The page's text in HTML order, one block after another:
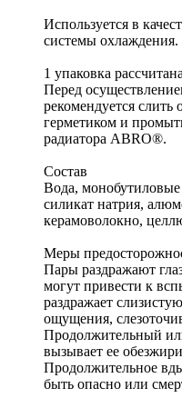
Используется в
системы охлаждения.
1 упаковка
Перед
рекомендуется
герметиком и
радиатора ABRO®.
Состав
Вода,
силикат натрия,
керамоволокно,
Меры
Пары раздражают
могут привести к
раздражает
ощущения,
Продолжительный
вызывает ее
Продолжительное
быть опасно или